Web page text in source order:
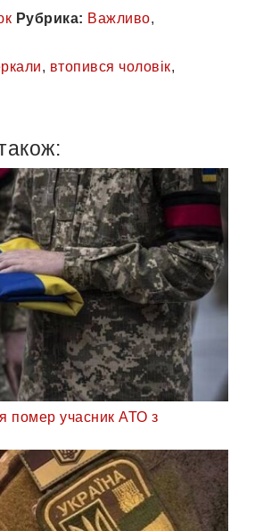
Рубрика: Важливо,
, втопився чоловік,
помер учасник АТО з